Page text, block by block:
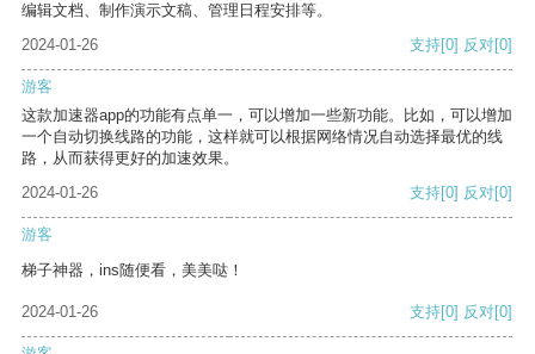
编辑文档、制作演示文稿、管理日程安排等。
2024-01-26
支持[0] 反对[0]
游客
这款加速器app的功能有点单一，可以增加一些新功能。比如，可以增加
一个自动切换线路的功能，这样就可以根据网络情况自动选择最优的线
路，从而获得更好的加速效果。
2024-01-26
支持[0] 反对[0]
游客
梯子神器，ins随便看，美美哒！
2024-01-26 支持[0] 反对[0]